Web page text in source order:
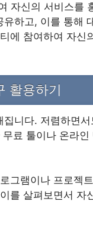
자신의 서비스를
하고, 이를 통해
에 참여하여 자신
활용하기
니다. 저렴하면
료 툴이나 온라
그램이나 프로젝
를 살펴보면서 자